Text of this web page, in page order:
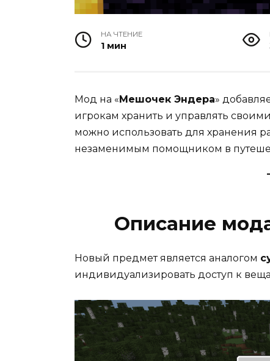
НА ЧТЕНИЕ
1 мин
Мод на «Мешочек Эндера»
игрокам хранить и управлять
можно использовать для хранения
незаменимым помощником в
Описание
Новый предмет является аналогом
индивидуализировать доступ к